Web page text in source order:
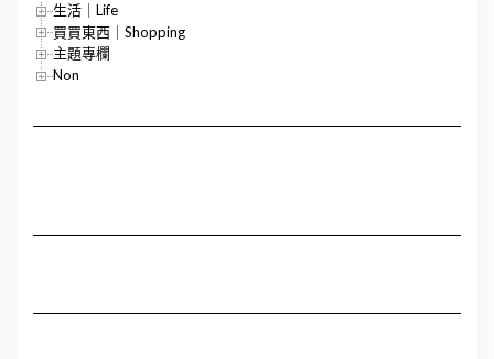
生活｜Life
買買東西｜Shopping
主題專欄
Non